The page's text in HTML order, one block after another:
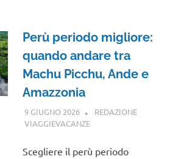
Perù periodo migliore:
quando andare tra
Machu Picchu, Ande e
Amazzonia
9 GIUGNO 2026
REDAZIONE
VIAGGIEVACANZECENTRO E SUD
Scegliere il perù periodo